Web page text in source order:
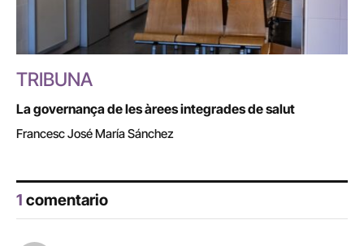
TRIBUNA
La governança de les àrees integrades de salut
Francesc José María Sánchez
1 comentario